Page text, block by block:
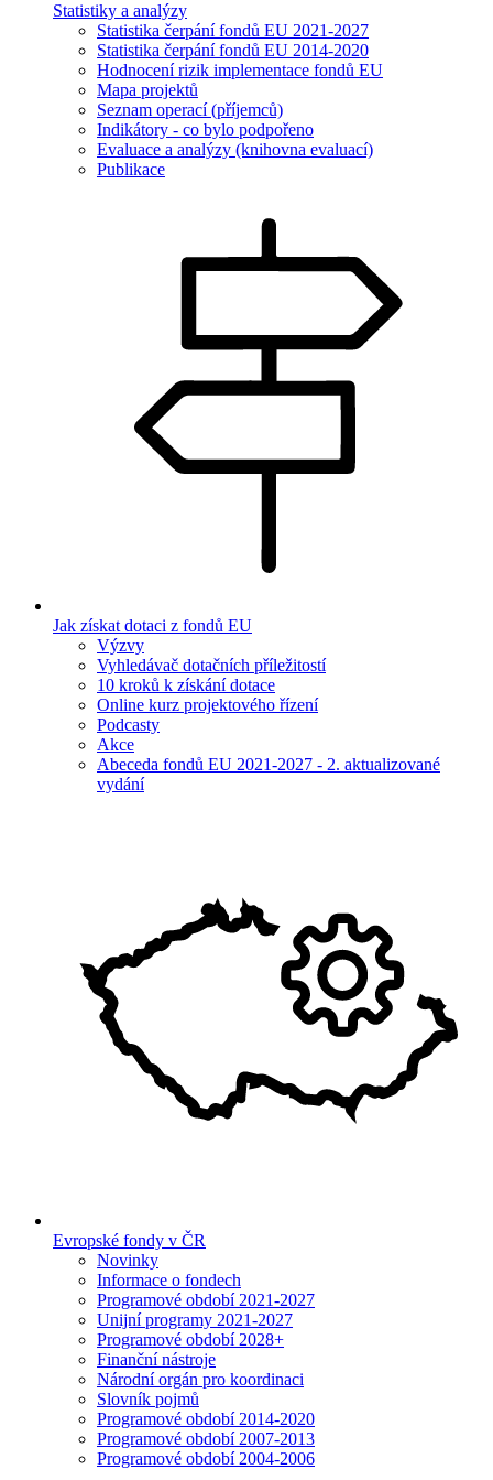
Statistiky a analýzy
Statistika čerpání fondů EU 2021-2027
Statistika čerpání fondů EU 2014-2020
Hodnocení rizik implementace fondů EU
Mapa projektů
Seznam operací (příjemců)
Indikátory - co bylo podpořeno
Evaluace a analýzy (knihovna evaluací)
Publikace
Jak získat dotaci z fondů EU
Výzvy
Vyhledávač dotačních příležitostí
10 kroků k získání dotace
Online kurz projektového řízení
Podcasty
Akce
Abeceda fondů EU 2021-2027 - 2. aktualizované
vydání
Evropské fondy v ČR
Novinky
Informace o fondech
Programové období 2021-2027
Unijní programy 2021-2027
Programové období 2028+
Finanční nástroje
Národní orgán pro koordinaci
Slovník pojmů
Programové období 2014-2020
Programové období 2007-2013
Programové období 2004-2006